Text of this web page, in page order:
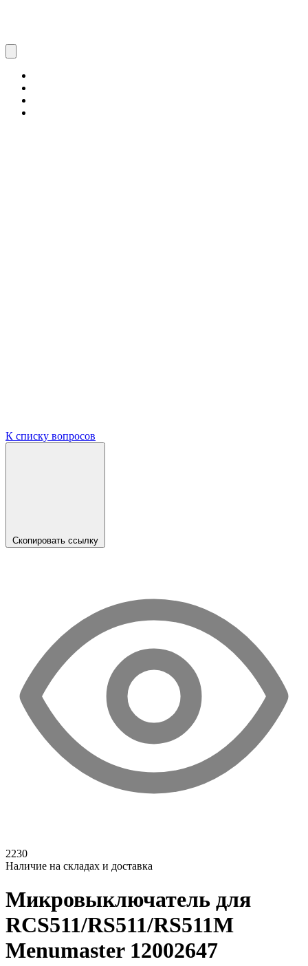
К списку вопросов
Скопировать ссылку
2230
Наличие на складах и доставка
Микровыключатель для
RCS511/RS511/RS511M
Menumaster 12002647